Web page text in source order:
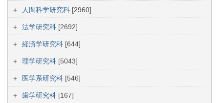
人間科学研究科 [2960]
法学研究科 [2692]
経済学研究科 [644]
理学研究科 [5043]
医学系研究科 [546]
歯学研究科 [167]